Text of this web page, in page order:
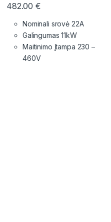
482.00€
Nominali srovė 22A
Galingumas 11kW
Maitinimo įtampa 230 –
460V